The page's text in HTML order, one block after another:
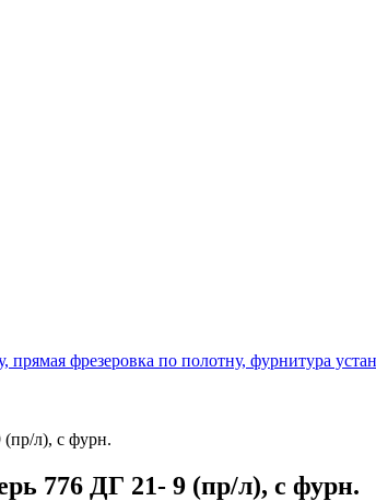
прямая фрезеровка по полотну, фурнитура
л), с фурн.
776 ДГ 21- 9 (пр/л), с фурн.